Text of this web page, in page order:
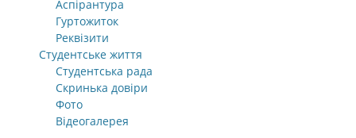
Аспірантура
Гуртожиток
Реквізити
Студентське життя
Студентська рада
Скринька довіри
Фото
Відеогалерея